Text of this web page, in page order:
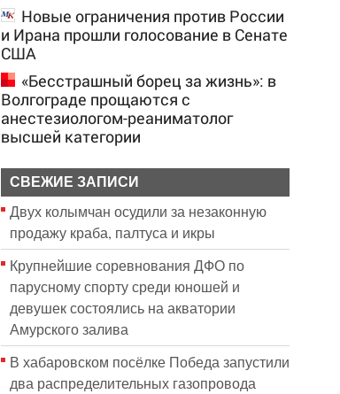
Новые ограничения против России
и Ирана прошли голосование в Сенате
США
«Бесстрашный борец за жизнь»: в
Волгограде прощаются с
анестезиологом-реаниматолог
высшей категории
СВЕЖИЕ ЗАПИСИ
Двух колымчан осудили за незаконную
продажу краба, палтуса и икры
Крупнейшие соревнования ДФО по
парусному спорту среди юношей и
девушек состоялись на акватории
Амурского залива
В хабаровском посёлке Победа запустили
два распределительных газопровода